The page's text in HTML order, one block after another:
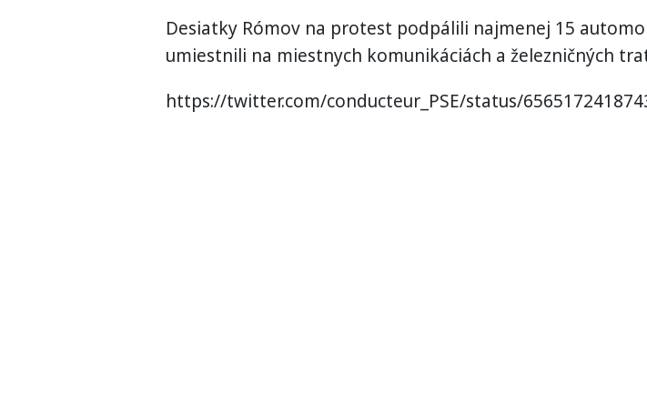
Desiatky Rómov na protest podpálili najmenej 15
umiestnili na miestnych komunikáciách a železničných
https://twitter.com/conducteur_PSE/status/